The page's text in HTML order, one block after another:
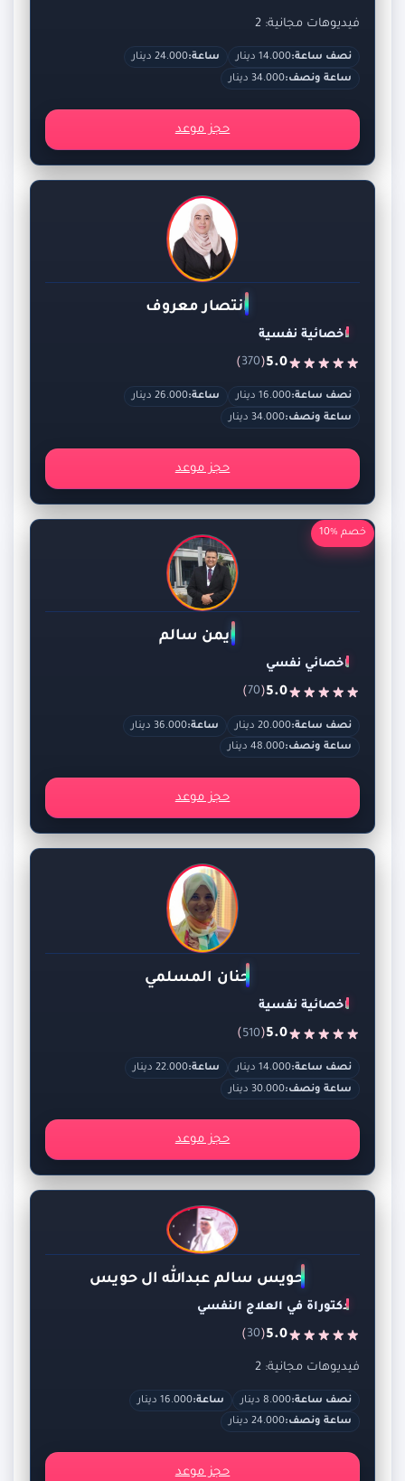
فيديوهات مجانية: 2
نصف ساعة:14.000 دينار ساعة:24.000 دينار
ساعة ونصف:34.000 دينار
حجز موعد
انتصار معروف
اخصائية نفسية
5.0
(
370
)
نصف ساعة:16.000 دينار ساعة:26.000 دينار
ساعة ونصف:34.000 دينار
حجز موعد
خصم %10
ايمن سالم
اخصائي نفسي
5.0
(
70
)
نصف ساعة:20.000 دينار ساعة:36.000 دينار
ساعة ونصف:48.000 دينار
حجز موعد
حنان المسلمي
اخصائية نفسية
5.0
(
510
)
نصف ساعة:14.000 دينار ساعة:22.000 دينار
ساعة ونصف:30.000 دينار
حجز موعد
حويس سالم عبدالله ال حويس
دكتوراة في العلاج النفسي
5.0
(
30
)
فيديوهات مجانية: 2
نصف ساعة:8.000 دينار ساعة:16.000 دينار
ساعة ونصف:24.000 دينار
حجز موعد